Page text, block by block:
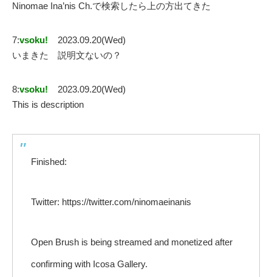
Ninomae Ina’nis Ch.で検索したら上の方出てきた
7:vsoku!
2023.09.20(Wed)
いまきた 説明文ないの？
8:vsoku!
2023.09.20(Wed)
This is description
Finished:
Twitter: https://twitter.com/ninomaeinanis
Open Brush is being streamed and monetized after
confirming with Icosa Gallery.